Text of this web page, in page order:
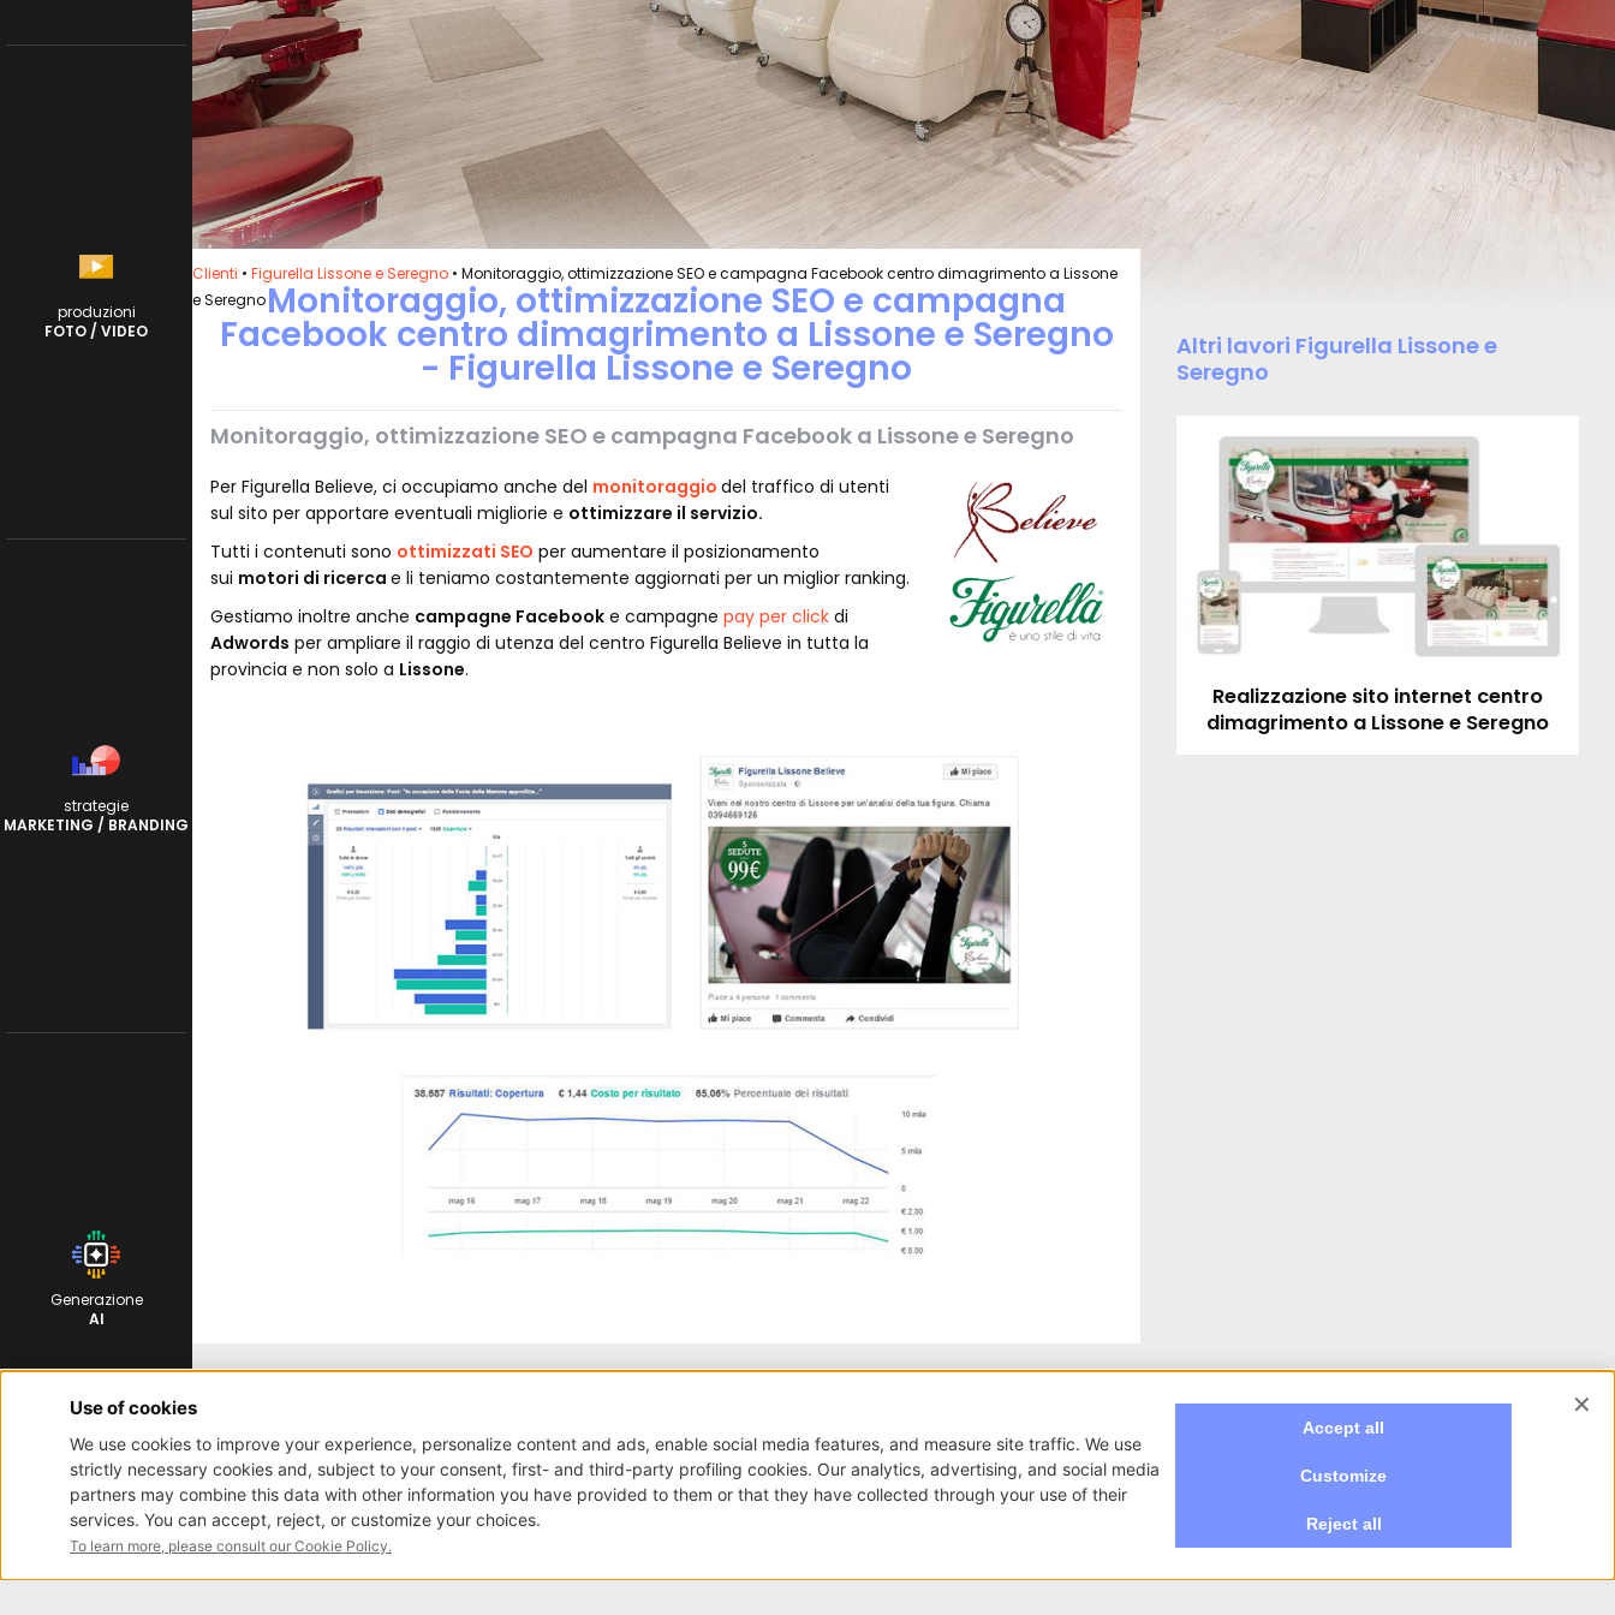
produzioni
FOTO / VIDEO
strategie
MARKETING / BRANDING
Generazione
AI
Clienti • Figurella Lissone e Seregno • Monitoraggio, ottimizzazione SEO e campagna Facebook centro dimagrimento a Lissone
e SeregnoMonitoraggio, ottimizzazione SEO e campagna
Facebook centro dimagrimento a Lissone e Seregno
- Figurella Lissone e Seregno
Monitoraggio, ottimizzazione SEO e campagna Facebook a Lissone e Seregno
Per Figurella Believe, ci occupiamo anche del monitoraggio del traffico di utenti
sul sito per apportare eventuali migliorie e ottimizzare il servizio.
Tutti i contenuti sono ottimizzati SEO per aumentare il posizionamento
sui motori di ricerca e li teniamo costantemente aggiornati per un miglior ranking.
Gestiamo inoltre anche campagne Facebook e campagne pay per click di
Adwords per ampliare il raggio di utenza del centro Figurella Believe in tutta la
provincia e non solo a Lissone.
Altri lavori Figurella Lissone e
Seregno
Realizzazione sito internet centro
dimagrimento a Lissone e Seregno
Iscrizione newsletter Raccontaci la tua esigenza
Abbiamo bisogno delle tue indicazioni per offrirti un servizio su misura per te.
Cantù 22063 (CO)
info@newvisibility.it